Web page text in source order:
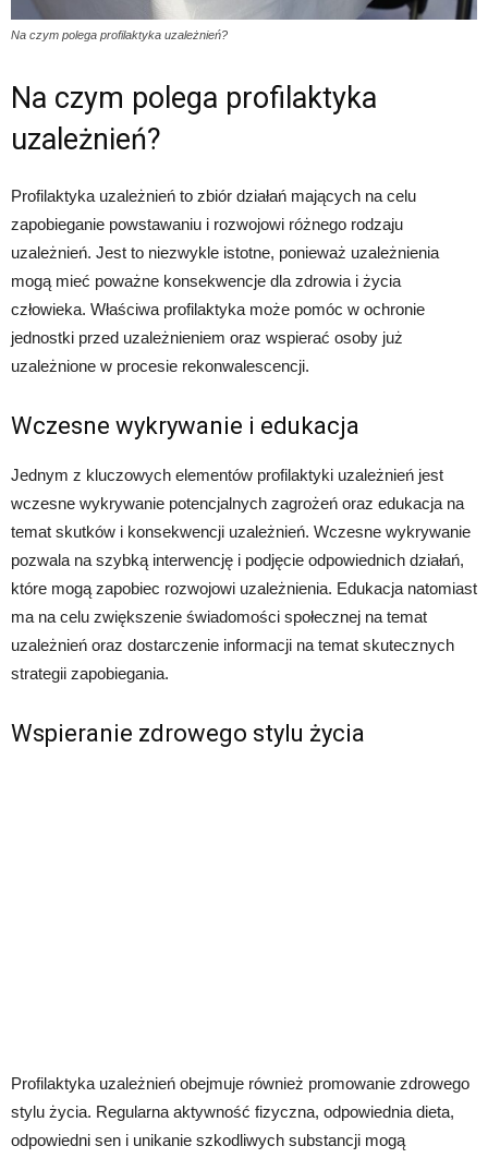
Na czym polega profilaktyka uzależnień?
Na czym polega profilaktyka
uzależnień?
Profilaktyka uzależnień to zbiór działań mających na celu
zapobieganie powstawaniu i rozwojowi różnego rodzaju
uzależnień. Jest to niezwykle istotne, ponieważ uzależnienia
mogą mieć poważne konsekwencje dla zdrowia i życia
człowieka. Właściwa profilaktyka może pomóc w ochronie
jednostki przed uzależnieniem oraz wspierać osoby już
uzależnione w procesie rekonwalescencji.
Wczesne wykrywanie i edukacja
Jednym z kluczowych elementów profilaktyki uzależnień jest
wczesne wykrywanie potencjalnych zagrożeń oraz edukacja na
temat skutków i konsekwencji uzależnień. Wczesne wykrywanie
pozwala na szybką interwencję i podjęcie odpowiednich działań,
które mogą zapobiec rozwojowi uzależnienia. Edukacja natomiast
ma na celu zwiększenie świadomości społecznej na temat
uzależnień oraz dostarczenie informacji na temat skutecznych
strategii zapobiegania.
Wspieranie zdrowego stylu życia
Profilaktyka uzależnień obejmuje również promowanie zdrowego
stylu życia. Regularna aktywność fizyczna, odpowiednia dieta,
odpowiedni sen i unikanie szkodliwych substancji mogą